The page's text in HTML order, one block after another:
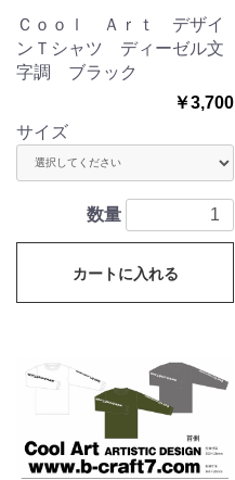
Ｃｏｏｌ Ａｒｔ デザイ
ンＴシャツ ディーゼル文
字調 ブラック
￥3,700
サイズ
数量
カートに入れる